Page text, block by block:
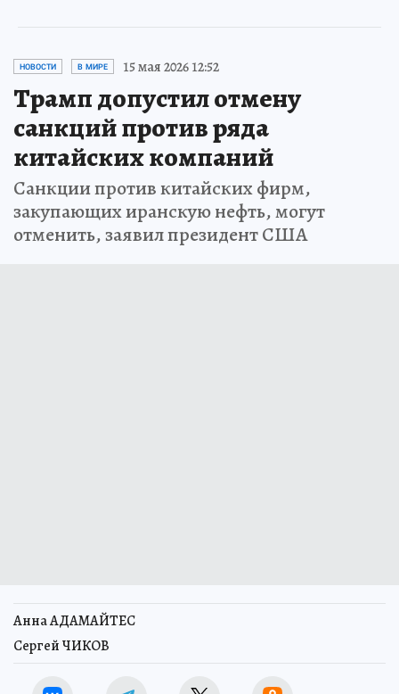
НОВОСТИ В МИРЕ 15 мая 2026 12:52
Трамп допустил отмену
санкций против ряда
китайских компаний
Санкции против китайских фирм,
закупающих иранскую нефть, могут
отменить, заявил президент США
Анна АДАМАЙТЕС
Сергей ЧИКОВ